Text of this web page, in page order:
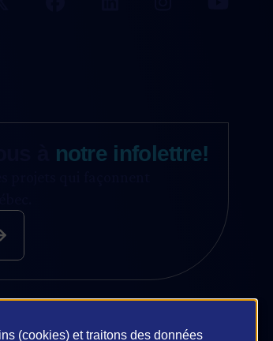
notre infolettre!
(cookies) et traitons des données